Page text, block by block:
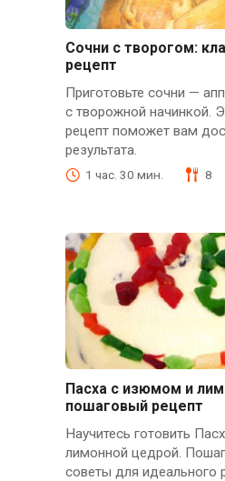
Сочни с творогом:
рецепт
Приготовьте сочни —
с творожной начинкой.
рецепт поможет вам
результата.
1 час. 30 мин. 8
Пасха с изюмом и
пошаговый рецепт
Научитесь готовить
лимонной цедрой.
советы для идеального